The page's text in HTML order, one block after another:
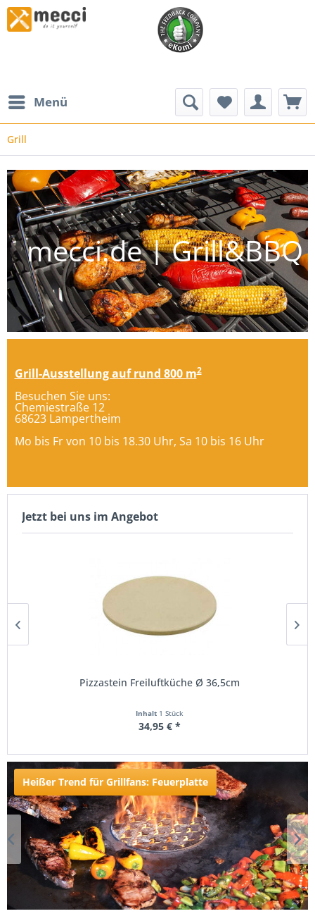
Menü
Grill
mecci.de | Grill&BBQ
Jetzt bei uns im Angebot
Pizzastein Freiluftküche Ø 36,5cm
Inhalt 1 Stück
34,95 € *
Heißer Trend für Grillfans: Feuerplatte
Grill-Ausstellung auf rund 800 m2
Besuchen Sie uns:
Chemiestraße 12
68623 Lampertheim
Mo bis Fr von 10 bis 18.30 Uhr, Sa 10 bis 16 Uhr